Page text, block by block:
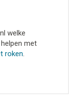
welke
met
roken.